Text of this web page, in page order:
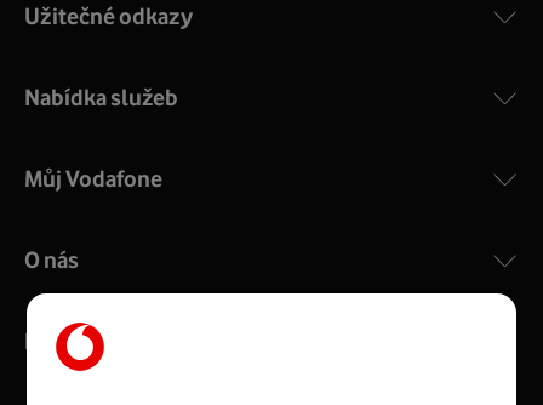
Užitečné odkazy
Nabídka služeb
Můj Vodafone
O nás
Kontakty